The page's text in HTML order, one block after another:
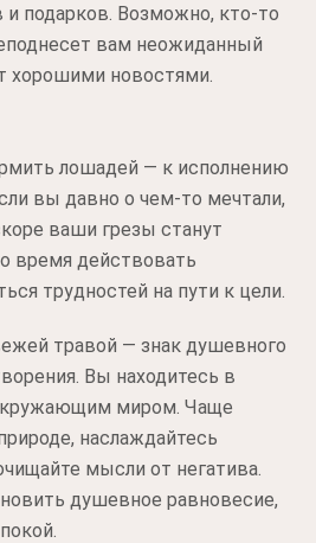
подарков. Возможно, кто-то
вам неожиданный
хорошими новостями.
лошадей — к исполнению
вы давно о чем-то мечтали,
ваши грезы станут
время действовать
трудностей на пути к цели.
травой — знак душевного
Вы находитесь в
миром. Чаще
наслаждайтесь
мысли от негатива.
душевное равновесие,